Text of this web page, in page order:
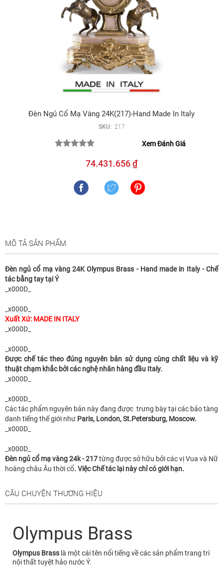
Đèn Ngủ Cổ Mạ Vàng 24K(217)-Hand Made In Italy
SKU: 217
Xem Đánh Giá
74.431.656 ₫
MÔ TẢ SẢN PHẨM
Đèn ngủ cổ mạ vàng 24K Olympus Brass - Hand made in Italy - Chế
tác bằng tay tại Ý
_x000D_
_x000D_
Xuất Xứ: MADE IN ITALY
_x000D_
_x000D_
Được chế tác theo đúng nguyên bản sử dụng cùng chất liệu và kỹ
thuật chạm khắc bởi các nghệ nhân hàng đầu Italy.
_x000D_
_x000D_
Các tác phẩm nguyên bản này đang được trưng bày tại các bảo tàng
danh tiếng thế giới như Paris, London, St.Petersburg, Moscow.
_x000D_
_x000D_
Đèn ngủ cổ mạ vàng 24k - 217từng được sở hữu bởi các vị Vua và Nữ
hoàng châu Âu thời cổ. Việc Chế tác lại này chỉ có giới hạn.
CÂU CHUYỆN THƯƠNG HIỆU
Olympus Brass
Olympus Brass là một cái tên nổi tiếng về các sản phẩm trang trí
nội thất tuyệt hảo nước Ý.